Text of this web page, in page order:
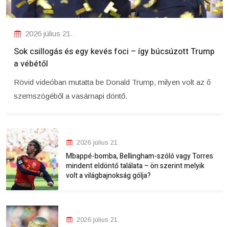
2026 július 21.
Sok csillogás és egy kevés foci – így búcsúzott Trump
a vébétől
Rövid videóban mutatta be Donald Trump, milyen volt az ő
szemszögéből a vasárnapi döntő.
2026 július 21.
Mbappé-bomba, Bellingham-szóló vagy Torres
mindent eldöntő találata – ön szerint melyik
volt a világbajnokság gólja?
2026 július 21.